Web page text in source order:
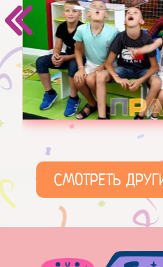
СМОТРЕТЬ